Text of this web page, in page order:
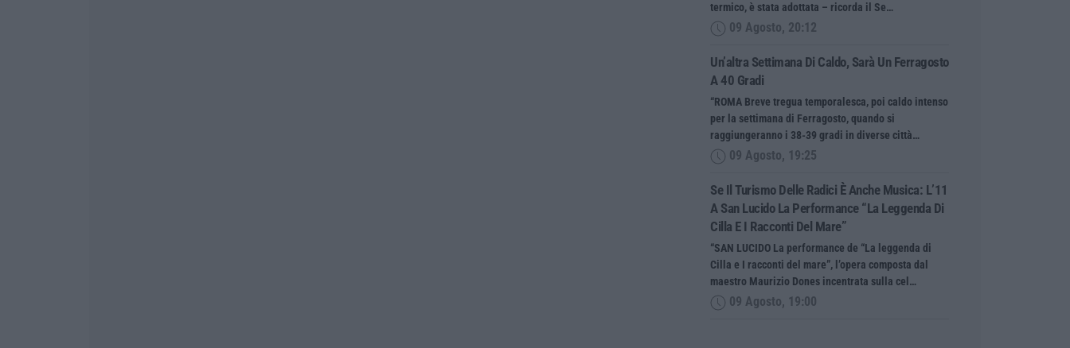
termico, è stata adottata – ricorda il Se…
09 Agosto, 20:12
Un’altra Settimana Di Caldo, Sarà Un Ferragosto
A 40 Gradi
“ROMA Breve tregua temporalesca, poi caldo intenso
per la settimana di Ferragosto, quando si
raggiungeranno i 38-39 gradi in diverse città…
09 Agosto, 19:25
Se Il Turismo Delle Radici È Anche Musica: L’11
A San Lucido La Performance “La Leggenda Di
Cilla E I Racconti Del Mare”
“SAN LUCIDO La performance de “La leggenda di
Cilla e I racconti del mare”, l’opera composta dal
maestro Maurizio Dones incentrata sulla cel…
09 Agosto, 19:00